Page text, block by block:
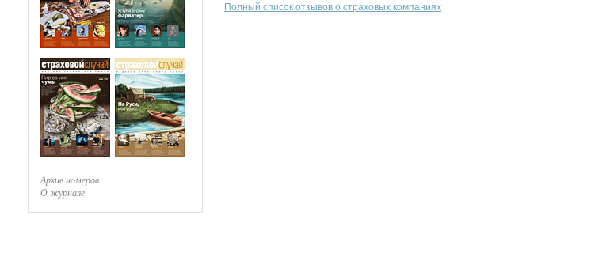
Архив номеров
О журнале
Полный список отзывов о страховых компаниях